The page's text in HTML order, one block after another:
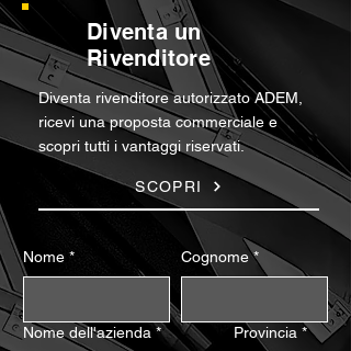
Diventa un
Rivenditore
Diventa rivenditore autorizzato ADEM,
ricevi una proposta commerciale e
scopri tutti i vantaggi riservati.
SCOPRI
Nome * Cognome *
Nome dell'azienda * Provincia *